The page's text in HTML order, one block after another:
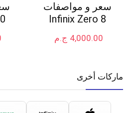
سعر و مواصفات
Infinix Zero 8
ج.م 4,000.00
ماركات أخرى